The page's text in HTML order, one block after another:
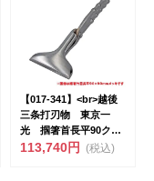
【017-341】<br>越後
三条打刃物 東京一
光 掴箸首長平90クロ
ー...
113,740円 (税込)